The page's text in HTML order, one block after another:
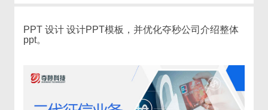
PPT 设计 设计PPT模板，并优化夺秒公司介绍整体
ppt。